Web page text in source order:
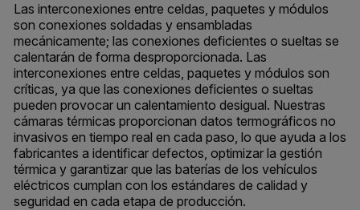
Las interconexiones entre celdas, paquetes y módulos
son conexiones soldadas y ensambladas
mecánicamente; las conexiones deficientes o sueltas se
calentarán de forma desproporcionada. Las
interconexiones entre celdas, paquetes y módulos son
críticas, ya que las conexiones deficientes o sueltas
pueden provocar un calentamiento desigual. Nuestras
cámaras térmicas proporcionan datos termográficos no
invasivos en tiempo real en cada paso, lo que ayuda a los
fabricantes a identificar defectos, optimizar la gestión
térmica y garantizar que las baterías de los vehículos
eléctricos cumplan con los estándares de calidad y
seguridad en cada etapa de producción.